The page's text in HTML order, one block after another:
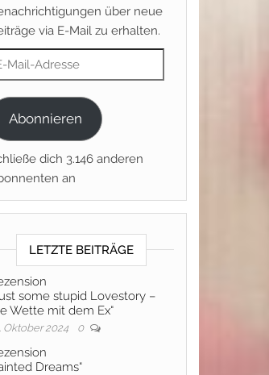
über neue
via E-Mail zu erhalten.
Mail-Adresse
Abonnieren
dich 3.146 anderen
an
LETZTE BEITRÄGE
some stupid Lovestory –
Wette mit dem Ex“
Oktober 2024 0
Dreams“